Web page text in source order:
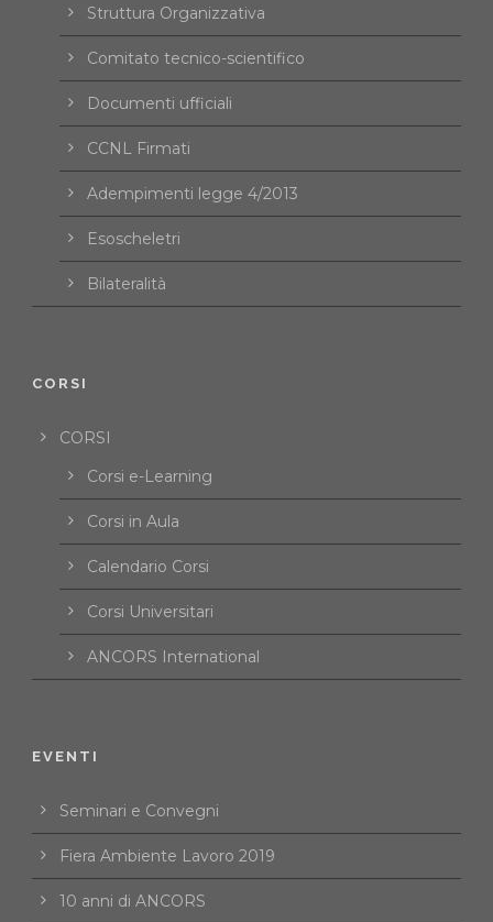
Struttura Organizzativa
Comitato tecnico-scientifico
Documenti ufficiali
CCNL Firmati
Adempimenti legge 4/2013
Esoscheletri
Bilateralità
CORSI
CORSI
Corsi e-Learning
Corsi in Aula
Calendario Corsi
Corsi Universitari
ANCORS International
EVENTI
Seminari e Convegni
Fiera Ambiente Lavoro 2019
10 anni di ANCORS